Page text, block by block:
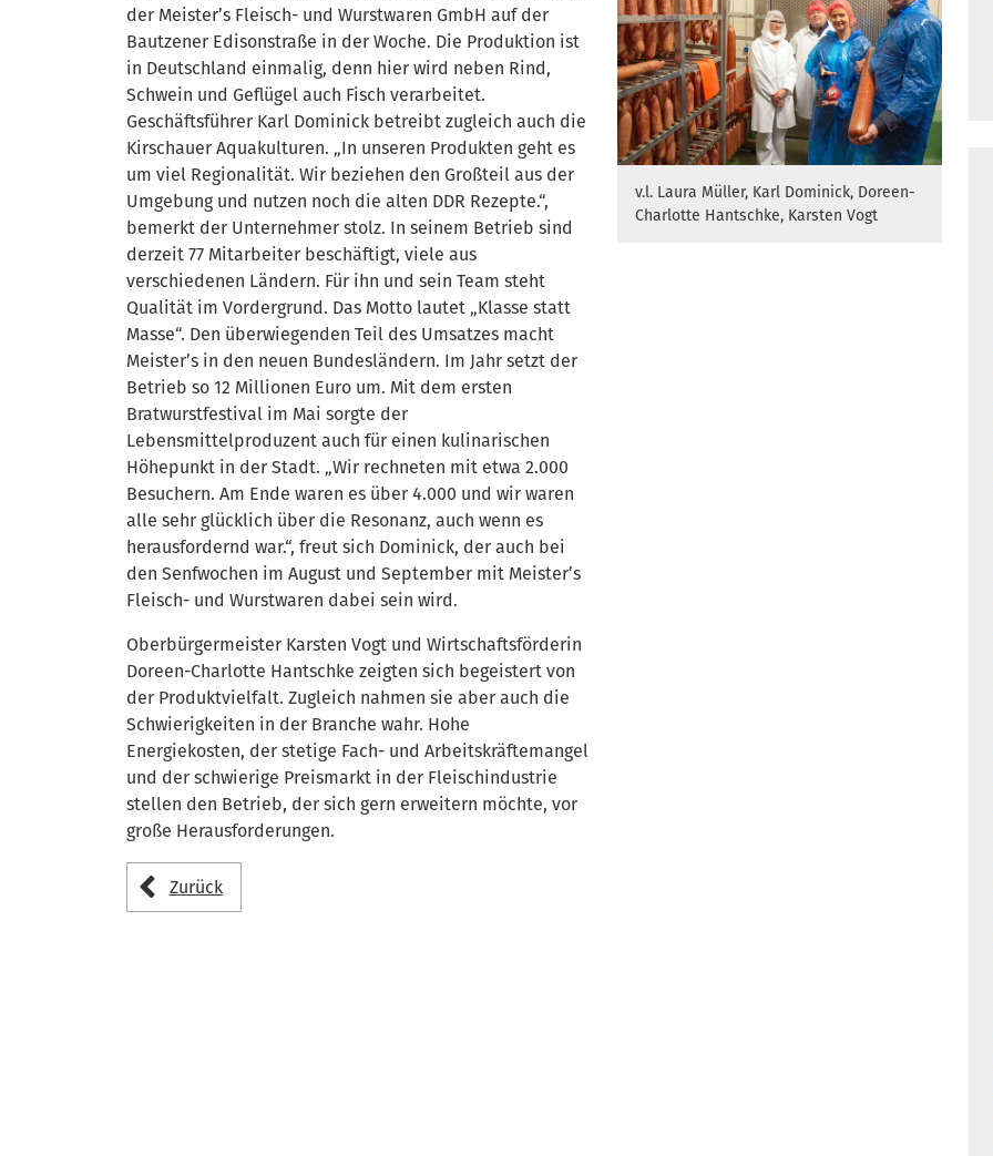
der Meister’s Fleisch- und Wurstwaren GmbH auf der
Bautzener Edisonstraße in der Woche. Die Produktion ist
in Deutschland einmalig, denn hier wird neben Rind,
Schwein und Geflügel auch Fisch verarbeitet.
Geschäftsführer Karl Dominick betreibt zugleich auch die
Kirschauer Aquakulturen. „In unseren Produkten geht es
um viel Regionalität. Wir beziehen den Großteil aus der
Umgebung und nutzen noch die alten DDR Rezepte.“,
bemerkt der Unternehmer stolz. In seinem Betrieb sind
derzeit 77 Mitarbeiter beschäftigt, viele aus
verschiedenen Ländern. Für ihn und sein Team steht
Qualität im Vordergrund. Das Motto lautet „Klasse statt
Masse“. Den überwiegenden Teil des Umsatzes macht
Meister’s in den neuen Bundesländern. Im Jahr setzt der
Betrieb so 12 Millionen Euro um. Mit dem ersten
Bratwurstfestival im Mai sorgte der
Lebensmittelproduzent auch für einen kulinarischen
Höhepunkt in der Stadt. „Wir rechneten mit etwa 2.000
Besuchern. Am Ende waren es über 4.000 und wir waren
alle sehr glücklich über die Resonanz, auch wenn es
herausfordernd war.“, freut sich Dominick, der auch bei
den Senfwochen im August und September mit Meister’s
Fleisch- und Wurstwaren dabei sein wird.
Oberbürgermeister Karsten Vogt und Wirtschaftsförderin
Doreen-Charlotte Hantschke zeigten sich begeistert von
der Produktvielfalt. Zugleich nahmen sie aber auch die
Schwierigkeiten in der Branche wahr. Hohe
Energiekosten, der stetige Fach- und Arbeitskräftemangel
und der schwierige Preismarkt in der Fleischindustrie
stellen den Betrieb, der sich gern erweitern möchte, vor
große Herausforderungen.
v.l. Laura Müller, Karl Dominick, Doreen-
Charlotte Hantschke, Karsten Vogt
Zurück